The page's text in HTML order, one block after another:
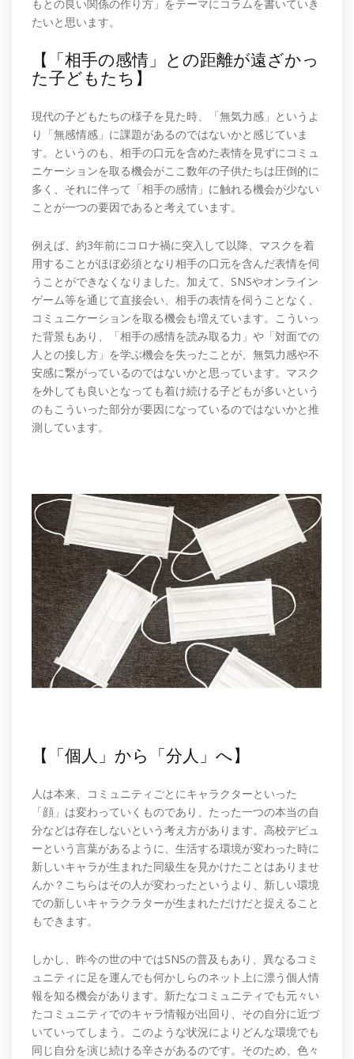
もとの良い関係の作り方」をテーマにコラムを書いていき
たいと思います。
【「相手の感情」との距離が遠ざかっ
た子どもたち】
現代の子どもたちの様子を見た時、「無気力感」というよ
り「無感情感」に課題があるのではないかと感じていま
す。というのも、相手の口元を含めた表情を見ずにコミュ
ニケーションを取る機会がここ数年の子供たちは圧倒的に
多く、それに伴って「相手の感情」に触れる機会が少ない
ことが一つの要因であると考えています。
例えば、約3年前にコロナ禍に突入して以降、マスクを着
用することがほぼ必須となり相手の口元を含んだ表情を伺
うことができなくなりました。加えて、SNSやオンライン
ゲーム等を通じて直接会い、相手の表情を伺うことなく、
コミュニケーションを取る機会も増えています。こういっ
た背景もあり、「相手の感情を読み取る力」や「対面での
人との接し方」を学ぶ機会を失ったことが、無気力感や不
安感に繋がっているのではないかと思っています。マスク
を外しても良いとなっても着け続ける子どもが多いという
のもこういった部分が要因になっているのではないかと推
測しています。
【「個人」から「分人」へ】
人は本来、コミュニティごとにキャラクターといった
「顔」は変わっていくものであり、たった一つの本当の自
分などは存在しないという考え方があります。高校デビュ
ーという言葉があるように、生活する環境が変わった時に
新しいキャラが生まれた同級生を見かけたことはありませ
んか？こちらはその人が変わったというより、新しい環境
での新しいキャラクラターが生まれただけだと捉えること
もできます。
しかし、昨今の世の中ではSNSの普及もあり、異なるコミ
ュニティに足を運んでも何かしらのネット上に漂う個人情
報を知る機会があります。新たなコミュニティでも元々い
たコミュニティでのキャラ情報が出回り、その自分に近づ
いていってしまう。このような状況によりどんな環境でも
同じ自分を演じ続ける辛さがあるのです。そのため、色々